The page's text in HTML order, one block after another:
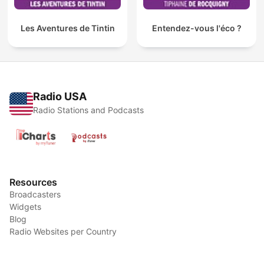
Les Aventures de Tintin Entendez-vous l'éco ?
Radio USA
Radio Stations and Podcasts
Resources
Broadcasters
Widgets
Blog
Radio Websites per Country